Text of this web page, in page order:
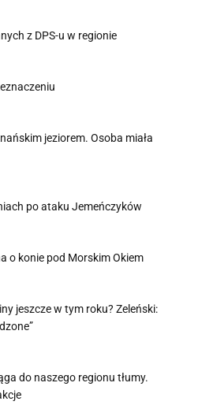
z DPS-u w regionie
jeziorem. Osoba miała
po ataku Jemeńczyków
o konie pod Morskim Okiem
jeszcze w tym roku? Zeleński:
do naszego regionu tłumy.